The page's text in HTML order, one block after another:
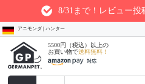
8/31まで！レビュー投稿
アニモンダ | ハンター
5500円（税込）以上の
お買い物で送料無料！